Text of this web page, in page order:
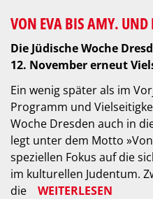
VON EVA BIS AMY. UND
Die Jüdische Woche
12. November erneut
Ein wenig später als im
Programm und
Woche Dresden auch in
legt unter dem Motto
speziellen Fokus auf die
im kulturellen Judentum.
die
WEITERLESEN